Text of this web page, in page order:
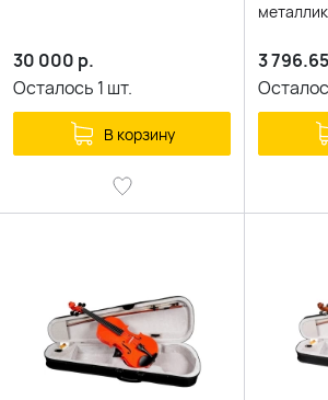
30 000 р.
Осталось 1 шт.
В корзину
металлик
3 796.65